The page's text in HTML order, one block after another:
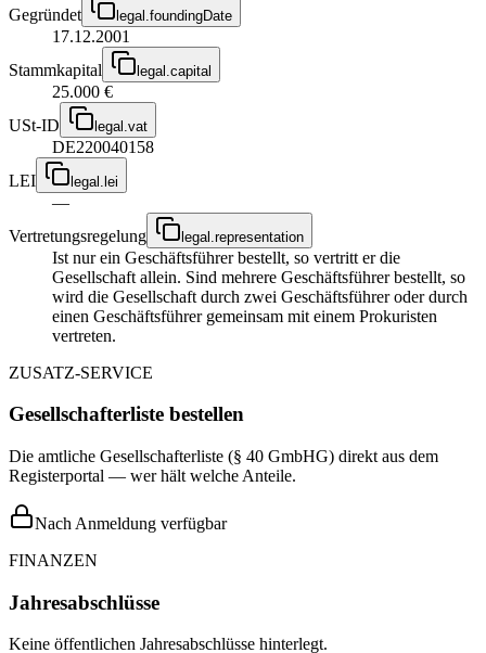
Gegründet legal.foundingDate
17.12.2001
Stammkapital
legal.capital
25.000 €
USt-ID
legal.vat
DE220040158
LEI
legal.lei
—
Vertretungsregelung
legal.representation
Ist nur ein Geschäftsführer bestellt, so vertritt er die
Gesellschaft allein. Sind mehrere Geschäftsführer bestellt, so
wird die Gesellschaft durch zwei Geschäftsführer oder durch
einen Geschäftsführer gemeinsam mit einem Prokuristen
vertreten.
ZUSATZ-SERVICE
Gesellschafterliste bestellen
Die amtliche Gesellschafterliste (§ 40 GmbHG) direkt aus dem
Registerportal — wer hält welche Anteile.
Nach Anmeldung verfügbar
FINANZEN
Jahresabschlüsse
Keine öffentlichen Jahresabschlüsse hinterlegt.